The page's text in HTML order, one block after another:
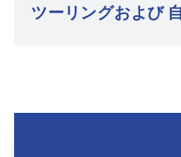
ツーリングおよび